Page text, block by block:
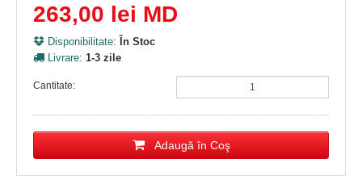
263,00 lei MD
Disponibilitate: În Stoc
Livrare: 1-3 zile
Cantitate:
Adaugă în Coş